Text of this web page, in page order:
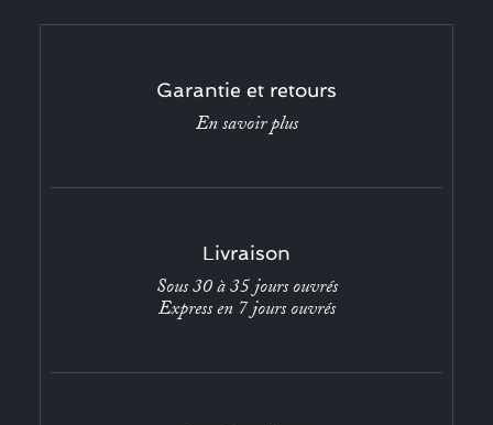
Garantie et retours
En savoir plus
Livraison
Sous 30 à 35 jours ouvrés
Express en 7 jours ouvrés